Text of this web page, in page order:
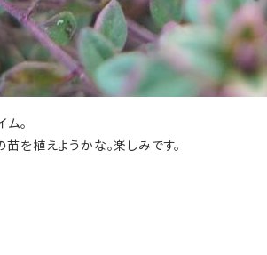
。
苗を植えようかな。楽しみです。